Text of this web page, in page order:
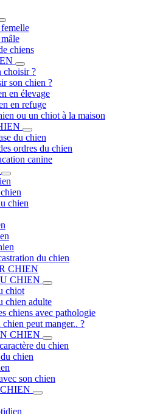
chiens
choisir ?
son chien ?
en élevage
en refuge
ou un chiot à la maison
du chien
ordres du chien
canine
chien
du chien
CHIEN
CHIEN
chiot
chien adulte
chiens avec pathologie
peut manger.. ?
CHIEN
du chien
chien
son chien